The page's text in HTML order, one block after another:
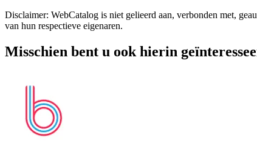
Disclaimer: WebCatalog is niet gelieerd aan, verbonden met,
van hun respectieve eigenaren.
Misschien bent u ook hierin